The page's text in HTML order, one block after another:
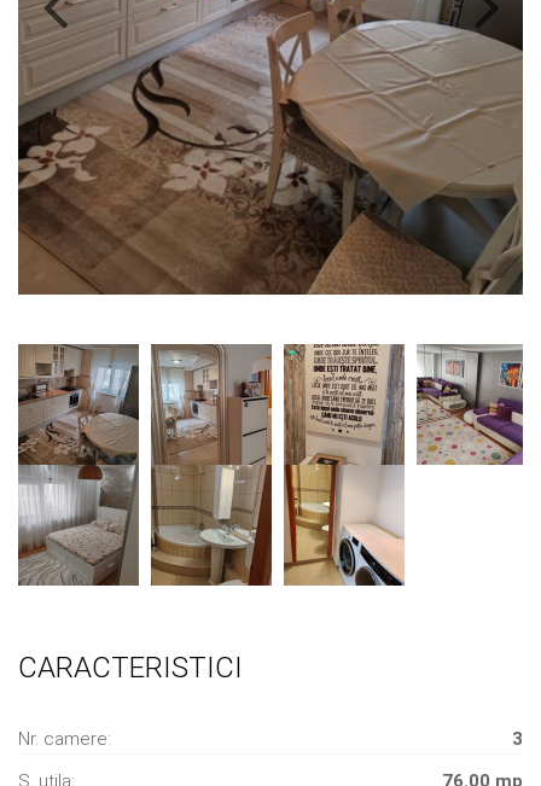
CARACTERISTICI
Nr. camere:
3
S. utila:
76.00 mp